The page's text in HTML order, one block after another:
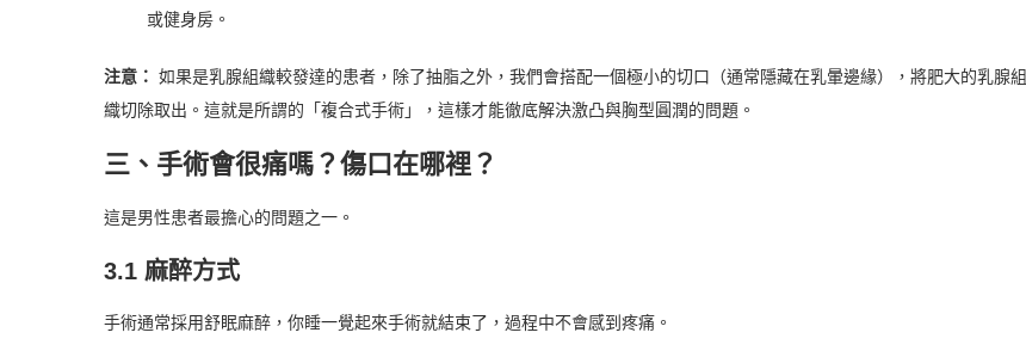
或健身房。
注意： 如果是乳腺組織較發達的患者，除了抽脂之外，我們會搭配一個極小的切口（通常隱藏在乳暈邊緣），將肥大的乳腺組
織切除取出。這就是所謂的「複合式手術」，這樣才能徹底解決激凸與胸型圓潤的問題。
三、手術會很痛嗎？傷口在哪裡？
這是男性患者最擔心的問題之一。
3.1 麻醉方式
手術通常採用舒眠麻醉，你睡一覺起來手術就結束了，過程中不會感到疼痛。